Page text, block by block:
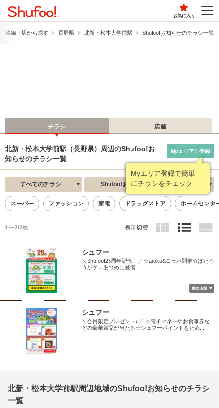
お気に入り
路線・駅から探す 長野県 北新・松本大学前駅 Shufoo!お知らせのチラシ一覧
チラシ 店舗
北新・松本大学前駅（長野県）周辺のShufoo!お
知らせのチラシ一覧
Myエリア登録で簡単
にチラシをチェック
Myエリアに登録
すべてのチラシ Shufoo!お知らせ 新着順
スーパー ファッション 家電 ドラッグストア ホームセンタ
1〜2/2枚 表示切替
シュフー
＼Shufoo!25周年記念！／☆aruku&コラボ開催☆ぽたろ
うがケロあつめに登場！
シュフー
＼会員限定プレゼント♪／ ☆電子マネーやお食事券な
どの豪華賞品が当たる☆シュフーポイントをため...
北新・松本大学前駅周辺地域のShufoo!お知らせのチラシ
一覧